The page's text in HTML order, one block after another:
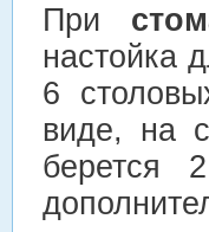
При
настойка
6
виде, на
берется